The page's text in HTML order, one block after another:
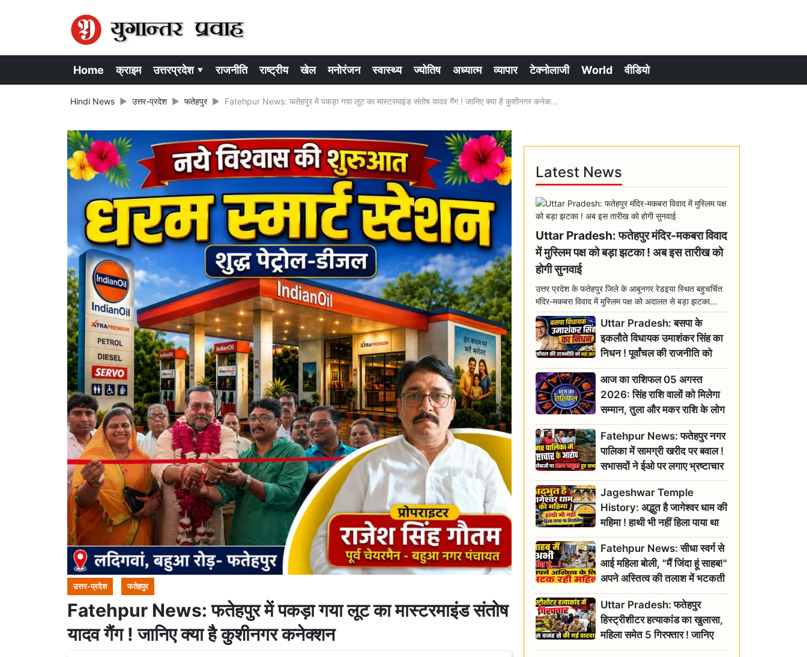
Home क्राइम उत्तरप्रदेश ▾ राजनीति राष्ट्रीय खेल मनोरंजन स्वास्थ्य ज्योतिष अध्यात्म व्यापार टेक्नोलाजी World वीडियो
Hindi News उत्तर-प्रदेश फतेहपुर Fatehpur News: फतेहपुर में पकड़ा गया लूट का मास्टरमाइंड संतोष यादव गैंग ! जानिए क्या है कुशीनगर कनेक...
उत्तर-प्रदेश फतेहपुर
Fatehpur News: फतेहपुर में पकड़ा गया लूट का मास्टरमाइंड संतोष
यादव गैंग ! जानिए क्या है कुशीनगर कनेक्शन
Latest News
Uttar Pradesh: फतेहपुर मंदिर-मकबरा विवाद
में मुस्लिम पक्ष को बड़ा झटका ! अब इस तारीख को
होगी सुनवाई
उत्तर प्रदेश के फतेहपुर जिले के आबूनगर रेडइया स्थित बहुचर्चित
मंदिर-मकबरा विवाद में मुस्लिम पक्ष को अदालत से बड़ा झटका...
Uttar Pradesh: बसपा के
इकलौते विधायक उमाशंकर सिंह का
निधन ! पूर्वांचल की राजनीति को
बड़ा झटका, योगी ने जताया दुःख
आज का राशिफल 05 अगस्त
2026: सिंह राशि वालों को मिलेगा
सम्मान, तुला और मकर राशि के लोग
रहें सतर्क
Fatehpur News: फतेहपुर नगर
पालिका में सामग्री खरीद पर बवाल !
सभासदों ने ईओ पर लगाए भ्रष्टाचार
के गंभीर आरोप
Jageshwar Temple
History: अद्भुत है जागेश्वर धाम की
महिमा ! हाथी भी नहीं हिला पाया था
शिवलिंग, जानिए क्या है इसका
इतिहास
Fatehpur News: सीधा स्वर्ग से
आई महिला बोली, "मैं जिंदा हूं साहब!"
अपने अस्तित्व की तलाश में भटकती
रही बुजुर्ग, एसडीएम ने दिए जांच के
आदेश
Uttar Pradesh: फतेहपुर
हिस्ट्रीशीटर हत्याकांड का खुलासा,
महिला समेत 5 गिरफ्तार ! जानिए
क्या था कनेक्शन?